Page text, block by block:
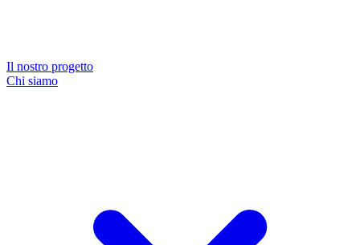
Il nostro progetto
Chi siamo